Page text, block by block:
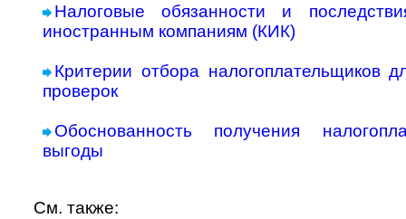
Налоговые обязанности и
иностранным компаниям (КИК)
Критерии отбора налогоплательщиков
проверок
Обоснованность получения
выгоды
См. также: